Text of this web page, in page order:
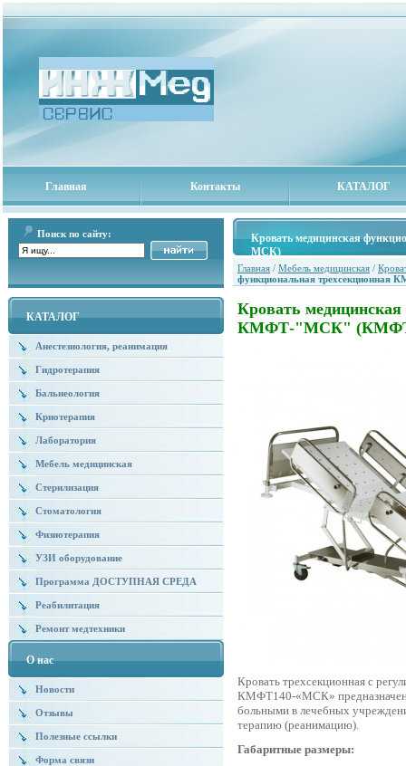
Главная Контакты КАТАЛОГ
Поиск по сайту:
КАТАЛОГ
Анестезиология, реанимация
Гидротерапия
Бальнеология
Криотерапия
Лаборатория
Мебель медицинская
Стерилизация
Стоматология
Физиотерапия
УЗИ оборудование
Программа ДОСТУПНАЯ СРЕДА
Реабилитация
Ремонт медтехники
О нас
Новости
Отзывы
Полезные ссылки
Форма связи
Кровать медицинская
МСК)
Главная / Мебель медицинская /
функциональная
Кровать медицинская
КМФТ-"МСК"
Кровать трехсекционная с
КМФТ140-«МСК» предназначена
больными в лечебных
терапию (реанимацию).
Габаритные размеры: